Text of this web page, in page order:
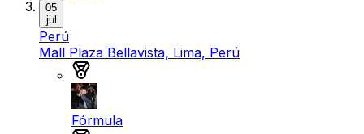
05
jul
Perú
Mall Plaza Bellavista, Lima, Perú
Fórmula